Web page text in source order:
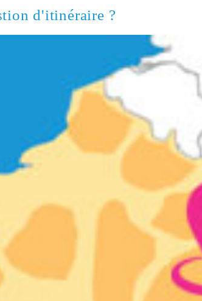
d'itinéraire ?